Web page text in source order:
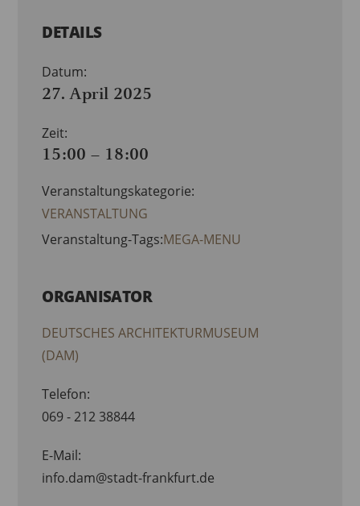
DETAILS
Datum:
27. April 2025
Zeit:
15:00 – 18:00
Veranstaltungskategorie:
VERANSTALTUNG
Veranstaltung-Tags:MEGA-MENU
ORGANISATOR
DEUTSCHES ARCHITEKTURMUSEUM
(DAM)
Telefon:
069 - 212 38844
E-Mail:
info.dam@stadt-frankfurt.de